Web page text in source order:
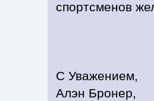
спортсменов
С Уважением,
Алэн Бронер,